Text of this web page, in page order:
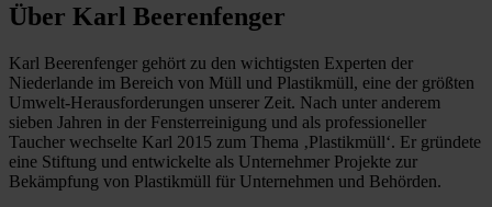
Über Karl Beerenfenger
Karl Beerenfenger gehört zu den wichtigsten Experten der
Niederlande im Bereich von Müll und Plastikmüll, eine der größten
Umwelt-Herausforderungen unserer Zeit. Nach unter anderem
sieben Jahren in der Fensterreinigung und als professioneller
Taucher wechselte Karl 2015 zum Thema ‚Plastikmüll‘. Er gründete
eine Stiftung und entwickelte als Unternehmer Projekte zur
Bekämpfung von Plastikmüll für Unternehmen und Behörden.